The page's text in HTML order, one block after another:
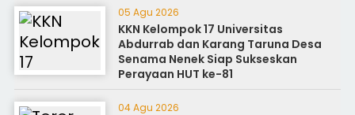
05 Agu 2026
KKN Kelompok 17 Universitas
Abdurrab dan Karang Taruna Desa
Senama Nenek Siap Sukseskan
Perayaan HUT ke-81
04 Agu 2026